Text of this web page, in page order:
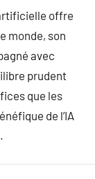
offre
monde, son
avec
prudent
que les
de l’IA